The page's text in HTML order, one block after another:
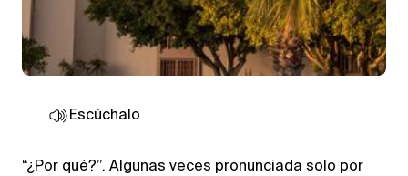
Escúchalo
“¿Por qué?”. Algunas veces pronunciada solo por